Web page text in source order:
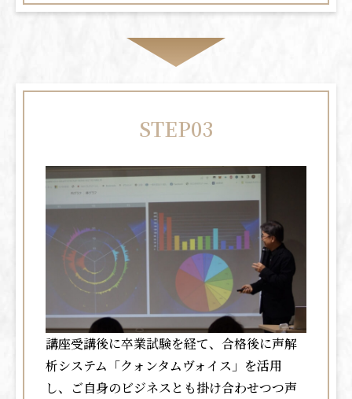
STEP03
講座受講後に卒業試験を経て、合格後に声解
析システム「クォンタムヴォイス」を活用
し、ご自身のビジネスとも掛け合わせつつ声